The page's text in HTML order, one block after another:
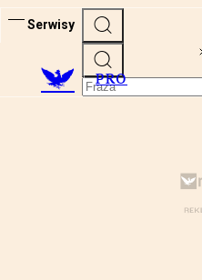
Serwisy
PRO